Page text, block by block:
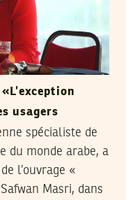
usagers
spécialiste de
du monde arabe, a
l’ouvrage «
Masri, dans